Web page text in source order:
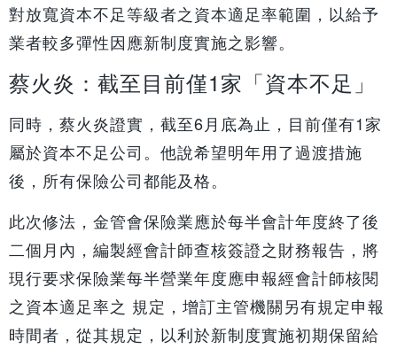
對放寬資本不足等級者之資本適足率範圍，以給予
業者較多彈性因應新制度實施之影響。
蔡火炎：截至目前僅1家「資本不足」
同時，蔡火炎證實，截至6月底為止，目前僅有1家
屬於資本不足公司。他說希望明年用了過渡措施
後，所有保險公司都能及格。
此次修法，金管會保險業應於每半會計年度終了後
二個月內，編製經會計師查核簽證之財務報告，將
現行要求保險業每半營業年度應申報經會計師核閱
之資本適足率之 規定，增訂主管機關另有規定申報
時間者，從其規定，以利於新制度實施初期保留給